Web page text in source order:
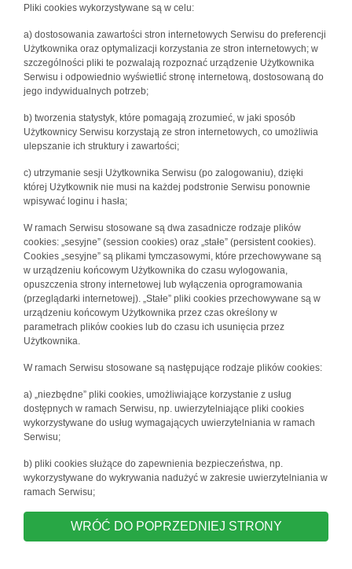
Pliki cookies wykorzystywane są w celu:
a) dostosowania zawartości stron internetowych Serwisu do preferencji
Użytkownika oraz optymalizacji korzystania ze stron internetowych; w
szczególności pliki te pozwalają rozpoznać urządzenie Użytkownika
Serwisu i odpowiednio wyświetlić stronę internetową, dostosowaną do
jego indywidualnych potrzeb;
b) tworzenia statystyk, które pomagają zrozumieć, w jaki sposób
Użytkownicy Serwisu korzystają ze stron internetowych, co umożliwia
ulepszanie ich struktury i zawartości;
c) utrzymanie sesji Użytkownika Serwisu (po zalogowaniu), dzięki
której Użytkownik nie musi na każdej podstronie Serwisu ponownie
wpisywać loginu i hasła;
W ramach Serwisu stosowane są dwa zasadnicze rodzaje plików
cookies: „sesyjne” (session cookies) oraz „stałe” (persistent cookies).
Cookies „sesyjne” są plikami tymczasowymi, które przechowywane są
w urządzeniu końcowym Użytkownika do czasu wylogowania,
opuszczenia strony internetowej lub wyłączenia oprogramowania
(przeglądarki internetowej). „Stałe” pliki cookies przechowywane są w
urządzeniu końcowym Użytkownika przez czas określony w
parametrach plików cookies lub do czasu ich usunięcia przez
Użytkownika.
W ramach Serwisu stosowane są następujące rodzaje plików cookies:
a) „niezbędne” pliki cookies, umożliwiające korzystanie z usług
dostępnych w ramach Serwisu, np. uwierzytelniające pliki cookies
wykorzystywane do usług wymagających uwierzytelniania w ramach
Serwisu;
b) pliki cookies służące do zapewnienia bezpieczeństwa, np.
wykorzystywane do wykrywania nadużyć w zakresie uwierzytelniania w
ramach Serwisu;
WRÓĆ DO POPRZEDNIEJ STRONY